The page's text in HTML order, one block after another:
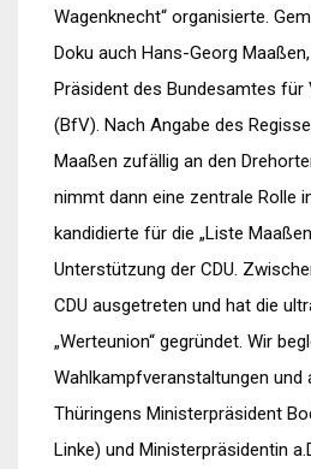
Wagenknecht“ organisierte.
Doku auch Hans-Georg
Präsident des Bundesamtes
(BfV). Nach Angabe des
Maaßen zufällig an den
nimmt dann eine zentrale Rolle
kandidierte für die „Liste
Unterstützung der CDU.
CDU ausgetreten und hat die
„Werteunion“ gegründet. Wir
Wahlkampfveranstaltungen
Thüringens Ministerpräsident
Linke) und Ministerpräsidentin